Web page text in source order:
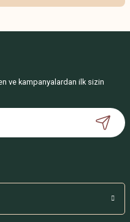
ve kampanyalardan ilk sizin